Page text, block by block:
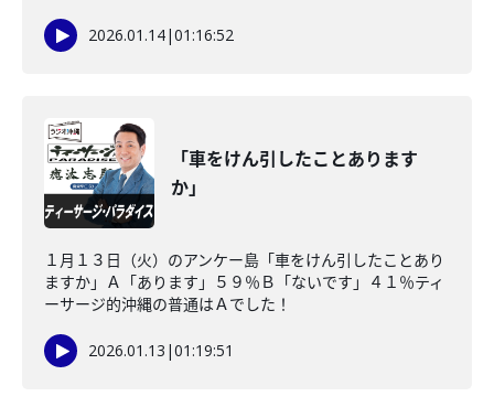
2026.01.14|01:16:52
「車をけん引したことあります
か」
１月１３日（火）のアンケー島「車をけん引したことあり
ますか」Ａ「あります」５９％Ｂ「ないです」４１％ティ
ーサージ的沖縄の普通はＡでした！
2026.01.13 |01:19:51